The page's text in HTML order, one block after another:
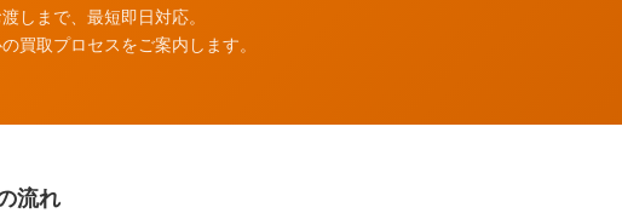
しまで、最短即日対応。
買取プロセスをご案内します。
流れ